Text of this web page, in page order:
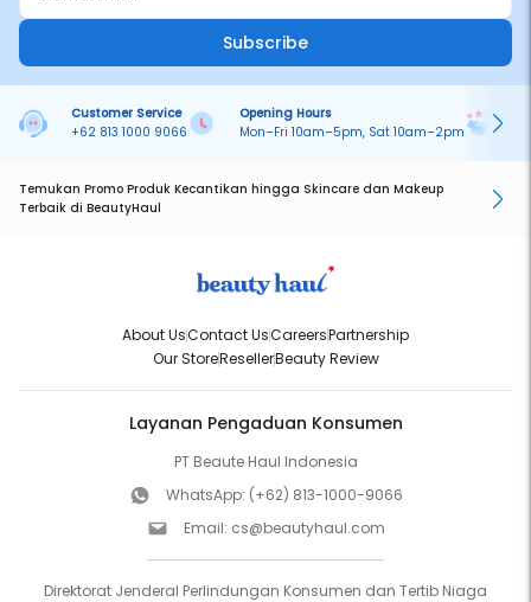
Subscribe
Customer Service
+62 813 1000 9066
Opening Hours
Mon–Fri 10am–5pm, Sat 10am–2pm
Temukan Promo Produk Kecantikan hingga Skincare dan Makeup
Terbaik di BeautyHaul
About UsContact UsCareersPartnership
Our StoreResellerBeauty Review
Layanan Pengaduan Konsumen
PT Beaute Haul Indonesia
WhatsApp: (+62) 813-1000-9066
Email: cs@beautyhaul.com
Direktorat Jenderal Perlindungan Konsumen dan Tertib Niaga